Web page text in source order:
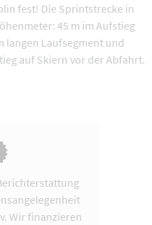
fest! Die Sprintstrecke in
45 m im Aufstieg
langen Laufsegment und
auf Skiern vor der Abfahrt.
Wir finanzieren